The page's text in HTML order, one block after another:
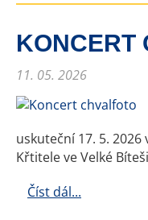
KONCERT
11. 05. 2026
uskuteční 17. 5. 2026
Křtitele ve Velké
Číst dál...